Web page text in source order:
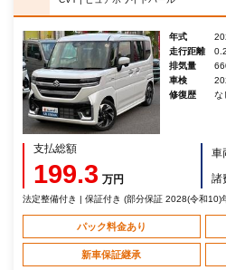
年式
走行距離
排気量
車検
修復歴
な
支払総額
199.3 万円
車
諸
法定整備付き | 保証付き (部分保証 2028(令和10)
パック料金あり
新車保証継承